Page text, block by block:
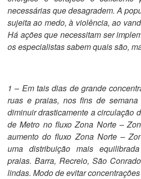
necessárias que desagradem. A
sujeita ao medo, à violência, ao
Há ações que necessitam ser
os especialistas sabem quais são,
1 – Em tais dias de grande
ruas e praias, nos fins de
diminuir drasticamente a circulação
de Metro no fluxo Zona Norte –
aumento do fluxo Zona Norte –
uma distribuição mais
praias. Barra, Recreio, São
lindas. Modo de evitar